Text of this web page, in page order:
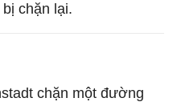
chặn lại.
chặn một đường